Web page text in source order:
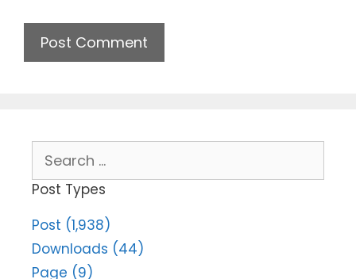
for:
Post Types
Post (1,938)
Downloads (44)
Page (9)